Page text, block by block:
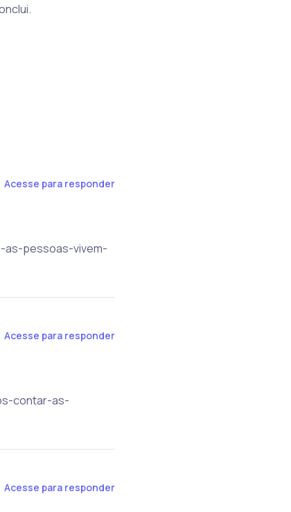
Acesse para responder
as-pessoas-vivem-
Acesse para responder
contar-as-
Acesse para responder